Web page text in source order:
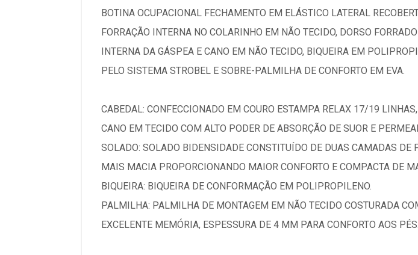
BOTINA OCUPACIONAL FECHAMENTO EM ELÁSTICO LATERAL
FORRAÇÃO INTERNA NO COLARINHO EM NÃO TECIDO, DORSO
INTERNA DA GÁSPEA E CANO EM NÃO TECIDO, BIQUEIRA EM
PELO SISTEMA STROBEL E SOBRE-PALMILHA DE CONFORTO EM EVA.
CABEDAL: CONFECCIONADO EM COURO ESTAMPA RELAX 17/19
CANO EM TECIDO COM ALTO PODER DE ABSORÇÃO DE SUOR E
SOLADO: SOLADO BIDENSIDADE CONSTITUÍDO DE DUAS CAMADAS
MAIS MACIA PROPORCIONANDO MAIOR CONFORTO E COMPACTA DE
BIQUEIRA: BIQUEIRA DE CONFORMAÇÃO EM POLIPROPILENO.
PALMILHA: PALMILHA DE MONTAGEM EM NÃO TECIDO COSTURADA
EXCELENTE MEMÓRIA, ESPESSURA DE 4 MM PARA CONFORTO AOS PÉS.